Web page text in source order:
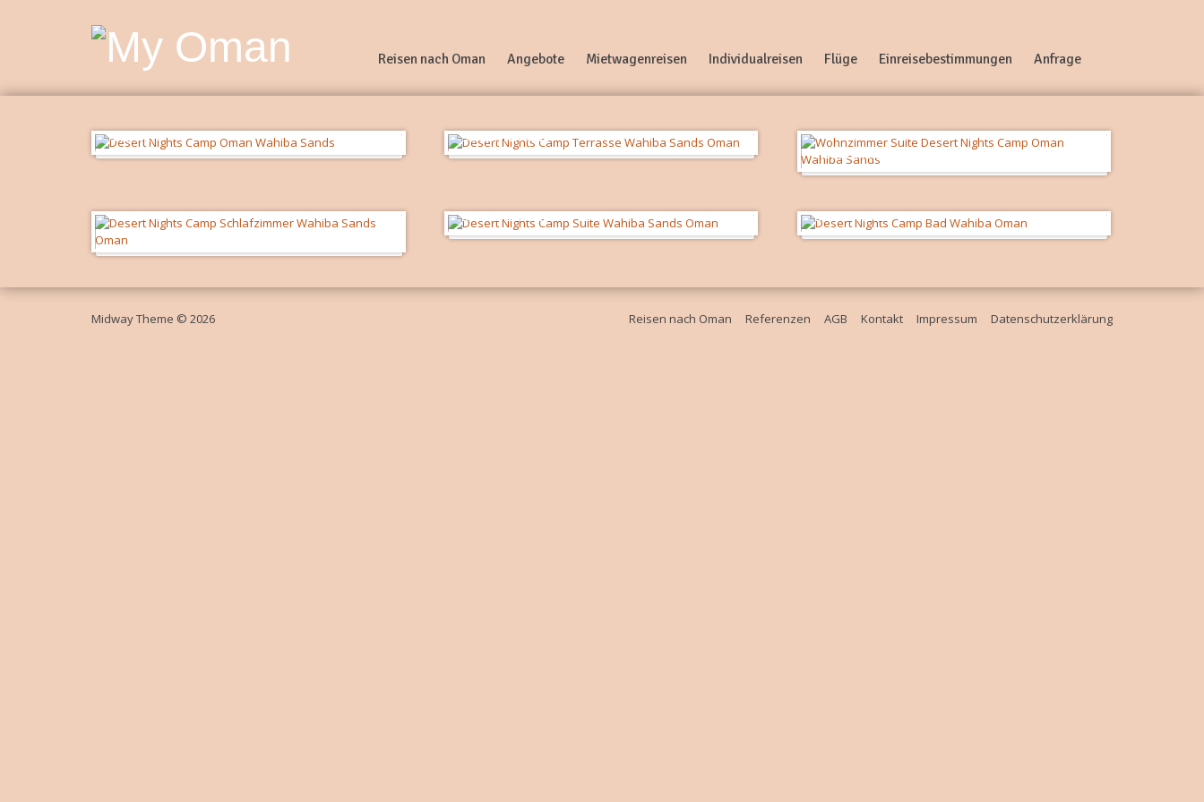
Reisen nach Oman Angebote Mietwagenreisen Individualreisen Flüge Einreisebestimmungen Anfrage
Ansicht
Suiten-Terrasse
Wohnzimmer
Schlafzimmer
Deluxe Zeltsuite Badezimmer
Midway Theme © 2026 Reisen nach Oman Referenzen AGB Kontakt Impressum Datenschutzerklärung